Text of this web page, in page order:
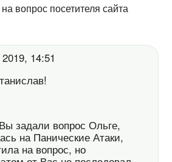
вопрос посетителя сайта
14:51
задали вопрос Ольге,
на Панические Атаки,
на вопрос, но